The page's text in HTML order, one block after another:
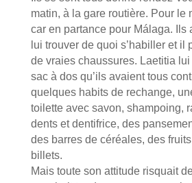
matin, à la gare routière. Pour le
car en partance pour Málaga. Ils
lui trouver de quoi s’habiller et il
de vraies chaussures. Laetitia
sac à dos qu’ils avaient tous
quelques habits de rechange,
toilette avec savon, shampoing,
dents et dentifrice, des
des barres de céréales, des
billets.
Mais toute son attitude risquait de